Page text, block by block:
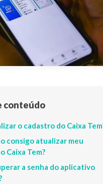
conteúdo
o cadastro do Caixa
consigo atualizar meu
Caixa Tem?
a senha do aplicativo